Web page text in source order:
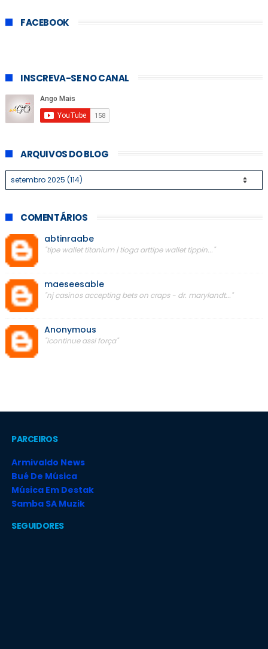
FACEBOOK
INSCREVA-SE NO CANAL
ARQUIVOS DO BLOG
COMENTÁRIOS
abtinraabe
"tipe wallet titanium | tioga arttipe wallet tippin..."
maeseesable
"nj casinos accepting bets on craps - dr. marylandt..."
Anonymous
"icontinue assi força"
PARCEIROS
Armivaldo News
Bué De Música
Música Em Destak
Samba SA Muzik
SEGUIDORES